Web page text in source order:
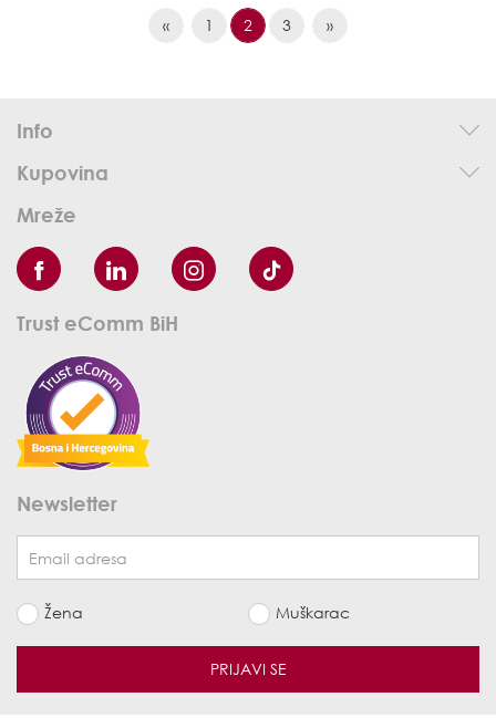
« 1 2 3 »
Info
Kupovina
Mreže
Trust eComm BiH
Newsletter
Žena Muškarac
PRIJAVI SE